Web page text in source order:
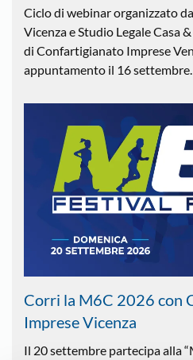
Ciclo di webinar organizzato
Vicenza e Studio Legale Casa
di Confartigianato Imprese
appuntamento il 16
Corri la M6C 2026 con
Imprese Vicenza
Il 20 settembre partecipa alla